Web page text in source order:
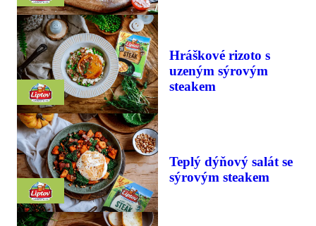
Hráškové rizoto s
uzeným sýrovým
steakem
Teplý dýňový salát se
sýrovým steakem